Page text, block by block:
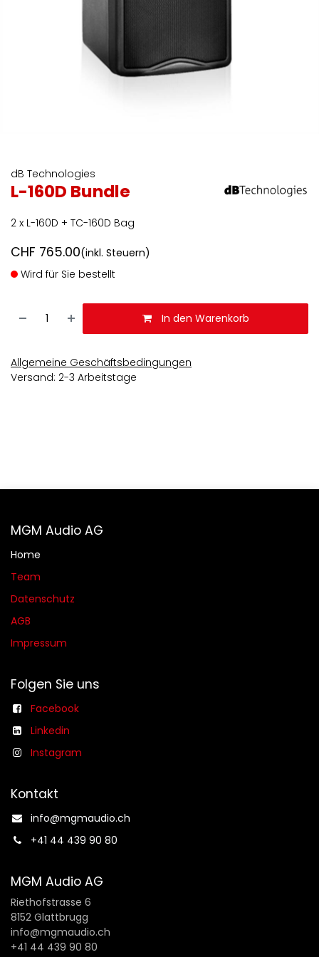
dB Technologies
L-160D Bundle
2 x L-160D + TC-160D Bag
CHF 765.00(inkl. Steuern)
Wird für Sie bestellt
In den Warenkorb
Allgemeine Geschäftsbedingungen
Versand: 2-3 Arbeitstage
MGM Audio AG
Home
Team
Datenschutz
AGB​​
Impressum
Folgen Sie uns
Facebook
Linkedin
Instagram
Kontakt
info@mgmaudio.ch​
+41 44 439 90 80
MGM Audio AG
Riethofstrasse 6
8152 Glattbrugg
info@mgmaudio.ch
+41 44 439 90 80